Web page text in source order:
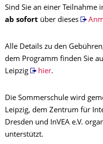
Sind Sie an einer Teilnahme
ab sofort über dieses
Alle Details zu den
dem Programm finden Sie
Leipzig
hier.
Die Sommerschule wird
Leipzig, dem Zentrum für
Dresden und InVEA e.V.
unterstützt.